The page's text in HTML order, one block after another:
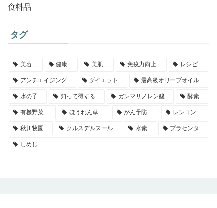
食料品
タグ
美容 健康 美肌 免疫力向上 レシピ
アンチエイジング ダイエット 最高級オリーブオイル
水の子 知って得する ガンマリノレン酸 酵素
有機野菜 ほうれん草 がん予防 レンコン
秋川牧園 クルスデルスール 水素 プラセンタ
しめじ